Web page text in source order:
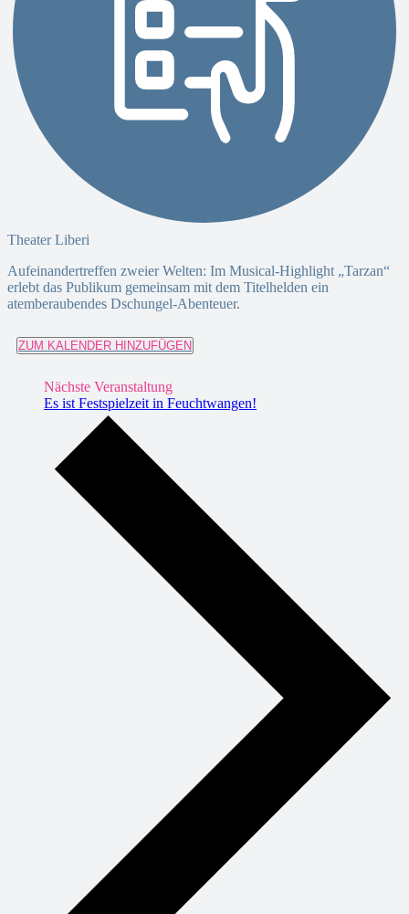
Theater Liberi
Aufeinandertreffen zweier Welten: Im Musical-Highlight „Tarzan“
erlebt das Publikum gemeinsam mit dem Titelhelden ein
atemberaubendes Dschungel-Abenteuer.
ZUM KALENDER HINZUFÜGEN
Nächste Veranstaltung
Es ist Festspielzeit in Feuchtwangen!